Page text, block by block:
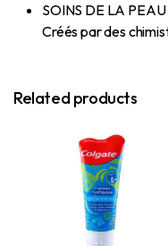
SOINS DE LA
Créés par des
Related products